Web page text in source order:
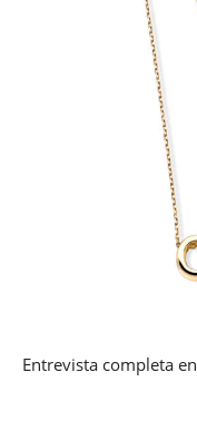
Entrevista completa en